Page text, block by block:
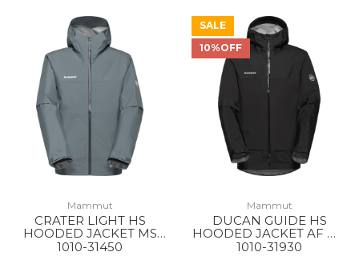
Mammut
CRATER LIGHT HS
HOODED JACKET MS
00789 STRATA
1010-31450
SALE
10%OFF
Mammut
DUCAN GUIDE HS
HOODED JACKET AF MS
0001 BLACK
1010-31930